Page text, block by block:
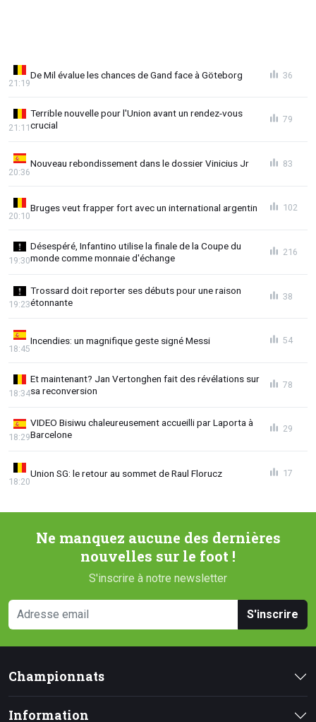
De Mil évalue les chances de Gand face à Göteborg
21:19
36
Terrible nouvelle pour l'Union avant un rendez-vous
crucial
21:11
79
Nouveau rebondissement dans le dossier Vinicius Jr
20:36
83
Bruges veut frapper fort avec un international argentin
20:10
102
Désespéré, Infantino utilise la finale de la Coupe du
monde comme monnaie d'échange
19:30
216
Trossard doit reporter ses débuts pour une raison
étonnante
19:23
38
Incendies: un magnifique geste signé Messi
18:45
54
Et maintenant? Jan Vertonghen fait des révélations sur
sa reconversion
18:34
78
VIDEO Bisiwu chaleureusement accueilli par Laporta à
Barcelone
18:29
29
Union SG: le retour au sommet de Raul Florucz
18:20
17
Ne manquez aucune des dernières
nouvelles sur le foot !
S'inscrire à notre newsletter
S'inscrire
Championnats
Information